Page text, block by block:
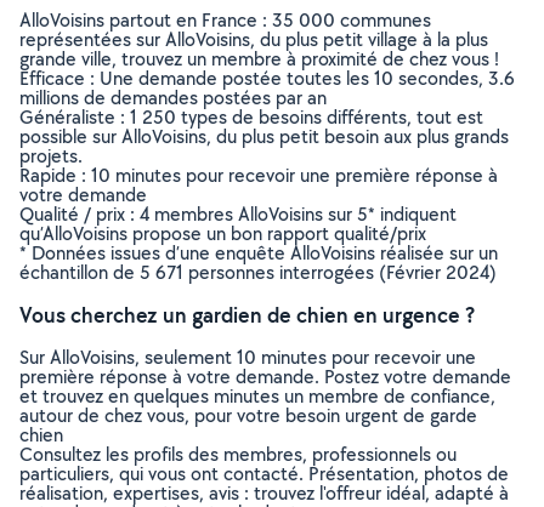
AlloVoisins partout en France : 35 000 communes
représentées sur AlloVoisins, du plus petit village à la plus
grande ville, trouvez un membre à proximité de chez vous !
Efficace : Une demande postée toutes les 10 secondes, 3.6
millions de demandes postées par an
Généraliste : 1 250 types de besoins différents, tout est
possible sur AlloVoisins, du plus petit besoin aux plus grands
projets.
Rapide : 10 minutes pour recevoir une première réponse à
votre demande
Qualité / prix : 4 membres AlloVoisins sur 5* indiquent
qu’AlloVoisins propose un bon rapport qualité/prix
* Données issues d’une enquête AlloVoisins réalisée sur un
échantillon de 5 671 personnes interrogées (Février 2024)
Vous cherchez un gardien de chien en urgence ?
Sur AlloVoisins, seulement 10 minutes pour recevoir une
première réponse à votre demande. Postez votre demande
et trouvez en quelques minutes un membre de confiance,
autour de chez vous, pour votre besoin urgent de garde
chien
Consultez les profils des membres, professionnels ou
particuliers, qui vous ont contacté. Présentation, photos de
réalisation, expertises, avis : trouvez l'offreur idéal, adapté à